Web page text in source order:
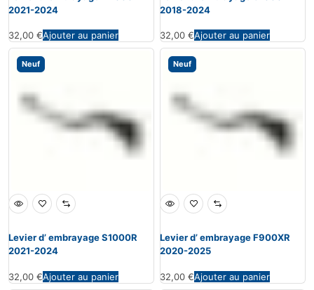
2021-2024
32,00 €Ajouter au panier
2018-2024
32,00 €Ajouter au panier
Neuf
Levier d’ embrayage S1000R
2021-2024
32,00 €Ajouter au panier
Neuf
Levier d’ embrayage F900XR
2020-2025
32,00 €Ajouter au panier